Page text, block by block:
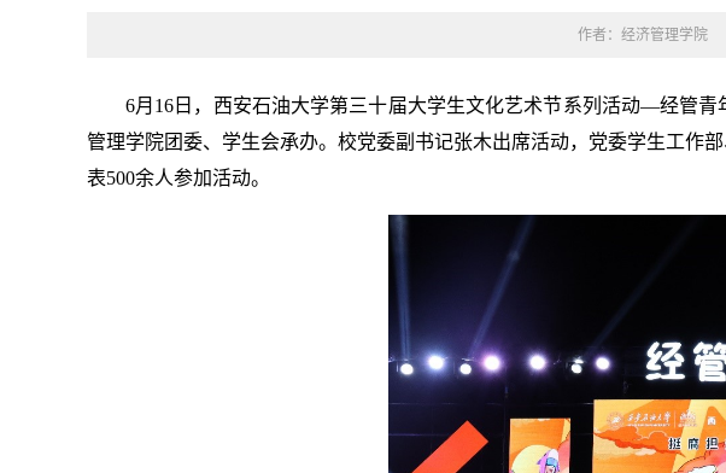
作者：经济管理学院
6月16日，西安石油大学第三十届大学生文化艺术节系列活动—经管
管理学院团委、学生会承办。校党委副书记张木出席活动，党委学生工作
表500余人参加活动。